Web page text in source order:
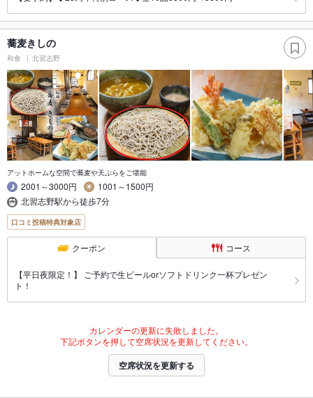
蕎麦きしの
和食 北習志野
アットホームな空間で蕎麦や天ぷらをご堪能
2001～3000円
1001～1500円
北習志野駅から徒歩7分
口コミ投稿特典対象店
クーポン コース
【平日夜限定！】 ご予約で生ビールorソフトドリンク一杯プレゼン
ト！
カレンダーの更新に失敗しました。
下記ボタンを押して空席状況を更新してください。
空席状況を更新する